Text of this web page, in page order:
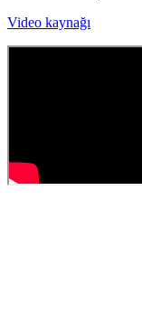
Video kaynağı